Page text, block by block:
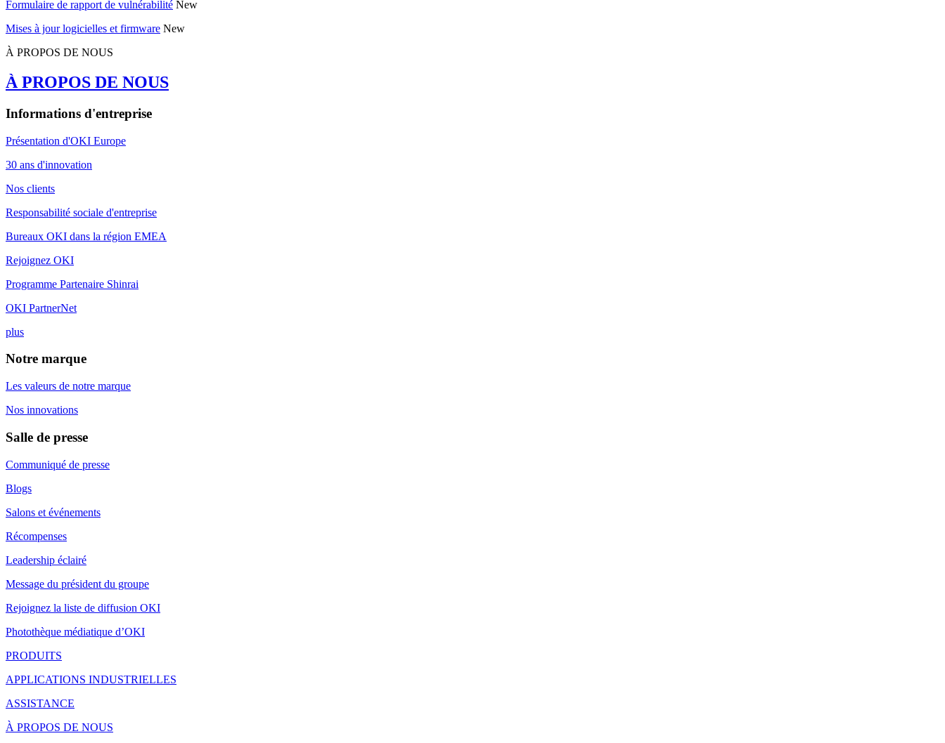
Formulaire de rapport de vulnérabilité New
Mises à jour logicielles et firmware New
À PROPOS DE NOUS
À PROPOS DE NOUS
Informations d'entreprise
Présentation d'OKI Europe
30 ans d'innovation
Nos clients
Responsabilité sociale d'entreprise
Bureaux OKI dans la région EMEA
Rejoignez OKI
Programme Partenaire Shinrai
OKI PartnerNet
plus
Notre marque
Les valeurs de notre marque
Nos innovations
Salle de presse
Communiqué de presse
Blogs
Salons et événements
Récompenses
Leadership éclairé
Message du président du groupe
Rejoignez la liste de diffusion OKI
Photothèque médiatique d’OKI
PRODUITS
APPLICATIONS INDUSTRIELLES
ASSISTANCE
À PROPOS DE NOUS